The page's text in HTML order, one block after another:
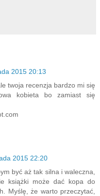
2015 20:13
twoja recenzja bardzo mi się
kobieta bo zamiast się
2015 22:20
być aż tak silna i waleczna,
książki może dać kopa do
Myślę, że warto przeczytać,